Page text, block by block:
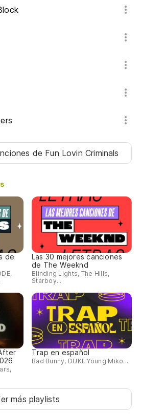
de Fun Lovin Criminals
de
Las 30 mejores canciones
de The Weeknd
Blinding Lights, The Hills,
Starboy...
Trap en español
Bad Bunny, DUKI, Young Miko...
más playlists